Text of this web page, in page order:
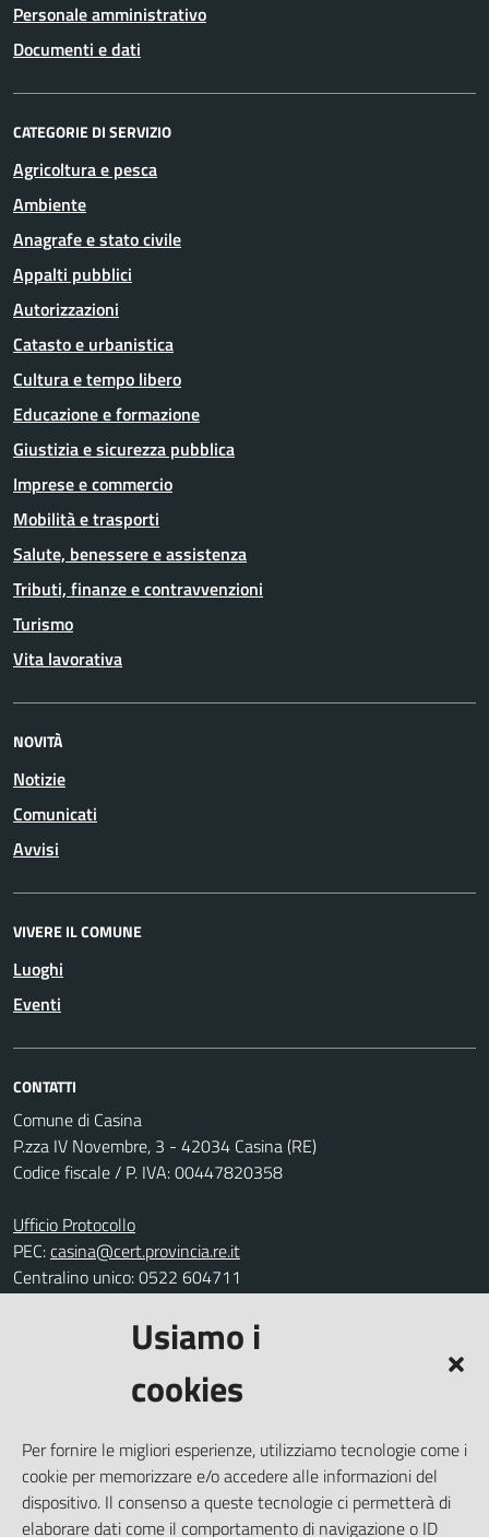
Usiamo i
cookies
Per fornire le migliori esperienze, utilizziamo tecnologie come i
cookie per memorizzare e/o accedere alle informazioni del
dispositivo. Il consenso a queste tecnologie ci permetterà di
elaborare dati come il comportamento di navigazione o ID
Personale amministrativo
Documenti e dati
CATEGORIE DI SERVIZIO
Agricoltura e pesca
Ambiente
Anagrafe e stato civile
Appalti pubblici
Autorizzazioni
Catasto e urbanistica
Cultura e tempo libero
Educazione e formazione
Giustizia e sicurezza pubblica
Imprese e commercio
Mobilità e trasporti
Salute, benessere e assistenza
Tributi, finanze e contravvenzioni
Turismo
Vita lavorativa
NOVITÀ
Notizie
Comunicati
Avvisi
VIVERE IL COMUNE
Luoghi
Eventi
CONTATTI
Comune di Casina
P.zza IV Novembre, 3 - 42034 Casina (RE)
Codice fiscale / P. IVA: 00447820358
Ufficio Protocollo
PEC:casina@cert.provincia.re.it
Centralino unico: 0522 604711
Segnalazione disservizio
Amministrazione trasparente
Informativa privacy